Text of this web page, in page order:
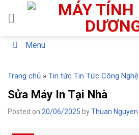
Menu
Trang chủ » Tin tức Tin Tức Công Nghệ
Sửa Máy In Tại Nhà
Posted on 20/06/2025 byThuan Nguyen